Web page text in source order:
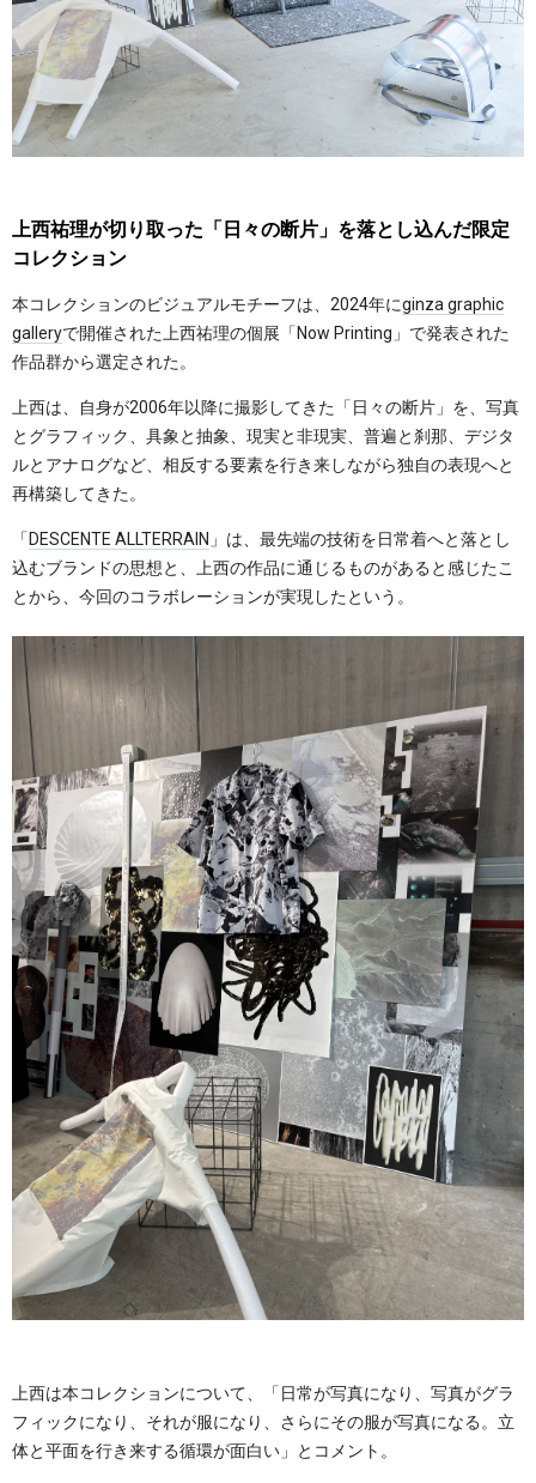
上西祐理が切り取った「日々の断片」を落とし込んだ限定
コレクション
本コレクションのビジュアルモチーフは、2024年にginza graphic
galleryで開催された上西祐理の個展「Now Printing」で発表された
作品群から選定された。
上西は、自身が2006年以降に撮影してきた「日々の断片」を、写真
とグラフィック、具象と抽象、現実と非現実、普遍と刹那、デジタ
ルとアナログなど、相反する要素を行き来しながら独自の表現へと
再構築してきた。
「 DESCENTE ALLTERRAIN 」は、最先端の技術を日常着へと落とし
込むブランドの思想と、上西の作品に通じるものがあると感じたこ
とから、今回のコラボレーションが実現したという。
上西は本コレクションについて、「日常が写真になり、写真がグラ
フィックになり、それが服になり、さらにその服が写真になる。立
体と平面を行き来する循環が面白い」とコメント。